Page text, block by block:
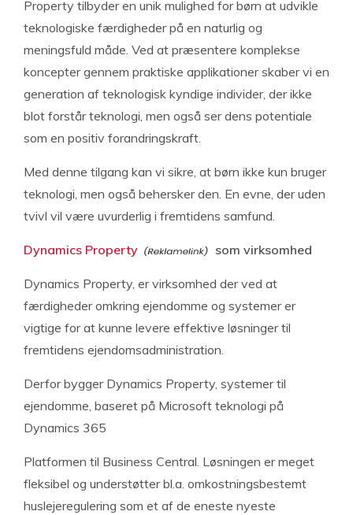
Property tilbyder en unik mulighed for børn at udvikle
teknologiske færdigheder på en naturlig og
meningsfuld måde. Ved at præsentere komplekse
koncepter gennem praktiske applikationer skaber vi en
generation af teknologisk kyndige individer, der ikke
blot forstår teknologi, men også ser dens potentiale
som en positiv forandringskraft.
Med denne tilgang kan vi sikre, at børn ikke kun bruger
teknologi, men også behersker den. En evne, der uden
tvivl vil være uvurderlig i fremtidens samfund.
Dynamics Property som virksomhed
Dynamics Property, er virksomhed der ved at
færdigheder omkring ejendomme og systemer er
vigtige for at kunne levere effektive løsninger til
fremtidens ejendomsadministration.
Derfor bygger Dynamics Property, systemer til
ejendomme, baseret på Microsoft teknologi på
Dynamics 365
Platformen til Business Central. Løsningen er meget
fleksibel og understøtter bl.a. omkostningsbestemt
huslejeregulering som et af de eneste nyeste